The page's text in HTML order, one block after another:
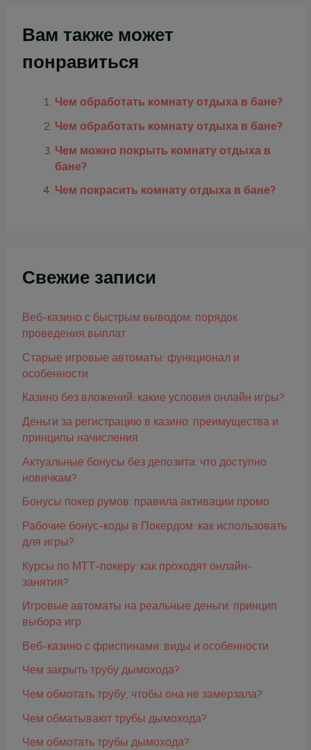
Вам также может
понравиться
Чем обработать комнату отдыха в бане?
Чем обработать комнату отдыха в бане?
Чем можно покрыть комнату отдыха в
бане?
Чем покрасить комнату отдыха в бане?
Свежие записи
Веб-казино с быстрым выводом: порядок
проведения выплат
Старые игровые автоматы: функционал и
особенности
Казино без вложений: какие условия онлайн игры?
Деньги за регистрацию в казино: преимущества и
принципы начисления
Актуальные бонусы без депозита: что доступно
новичкам?
Бонусы покер румов: правила активации промо
Рабочие бонус-коды в Покердом: как использовать
для игры?
Курсы по МТТ-покеру: как проходят онлайн-
занятия?
Игровые автоматы на реальные деньги: принцип
выбора игр
Веб-казино с фриспинами: виды и особенности
Чем закрыть трубу дымохода?
Чем обмотать трубу, чтобы она не замерзала?
Чем обматывают трубы дымохода?
Чем обмотать трубы дымохода?